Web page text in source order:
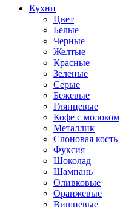
Кухни
Цвет
Белые
Черные
Желтые
Красные
Зеленые
Серые
Бежевые
Глянцевые
Кофе с молоком
Металлик
Слоновая кость
Фуксия
Шоколад
Шампань
Оливковые
Оранжевые
Вишневые